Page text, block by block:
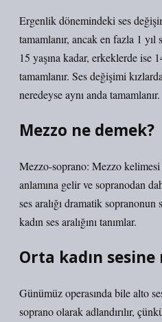
Ergenlik dönemindeki ses
tamamlanır, ancak en fazla 1 yıl
15 yaşına kadar, erkeklerde ise
tamamlanır. Ses değişimi
neredeyse aynı anda tamamlanır.
Mezzo ne demek?
Mezzo-soprano: Mezzo kelimesi
anlamına gelir ve sopranodan
ses aralığı dramatik sopranonun
kadın ses aralığını tanımlar.
Orta kadın sesine
Günümüz operasında bile alto
soprano olarak adlandırılır,